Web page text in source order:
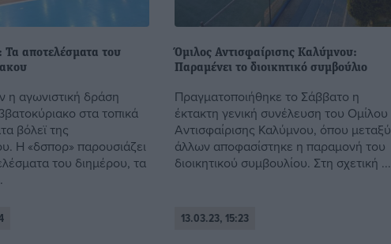
Τα αποτελέσματα του
η αγωνιστική δράση
στα τοπικά
βόλεϊ της
Η «δσπορ» παρουσιάζει
του διημέρου, τα
Όμιλος Αντισφαίρισης Καλύμνου:
Παραμένει το διοικητικό συμβούλιο
Πραγματοποιήθηκε το Σάββατο η
έκτακτη γενική συνέλευση του Ομίλου
Αντισφαίρισης Καλύμνου, όπου μεταξύ
άλλων αποφασίστηκε η παραμονή του
διοικητικού συμβουλίου. Στη σχετική ...
13.03.23, 15:23